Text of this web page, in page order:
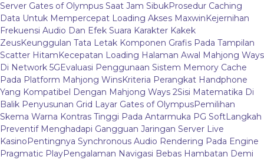
Server Gates of Olympus Saat Jam SibukProsedur Caching
Data Untuk Mempercepat Loading Akses MaxwinKejernihan
Frekuensi Audio Dan Efek Suara Karakter Kakek
ZeusKeunggulan Tata Letak Komponen Grafis Pada Tampilan
Scatter HitamKecepatan Loading Halaman Awal Mahjong Ways
Di Network 5GEvaluasi Penggunaan Sistem Memory Cache
Pada Platform Mahjong WinsKriteria Perangkat Handphone
Yang Kompatibel Dengan Mahjong Ways 2Sisi Matematika Di
Balik Penyusunan Grid Layar Gates of OlympusPemilihan
Skema Warna Kontras Tinggi Pada Antarmuka PG SoftLangkah
Preventif Menghadapi Gangguan Jaringan Server Live
KasinoPentingnya Synchronous Audio Rendering Pada Engine
Pragmatic PlayPengalaman Navigasi Bebas Hambatan Demi